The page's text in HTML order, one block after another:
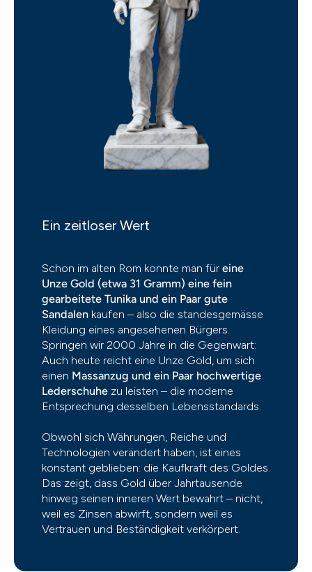
Ein zeitloser Wert
Schon im alten Rom konnte man für eine
Unze Gold (etwa 31 Gramm) eine fein
gearbeitete Tunika und ein Paar gute
Sandalen kaufen – also die standesgemässe
Kleidung eines angesehenen Bürgers.
Springen wir 2000 Jahre in die Gegenwart:
Auch heute reicht eine Unze Gold, um sich
einen Massanzug und ein Paar hochwertige
Lederschuhe zu leisten – die moderne
Entsprechung desselben Lebensstandards.
Obwohl sich Währungen, Reiche und
Technologien verändert haben, ist eines
konstant geblieben: die Kaufkraft des Goldes.
Das zeigt, dass Gold über Jahrtausende
hinweg seinen inneren Wert bewahrt – nicht,
weil es Zinsen abwirft, sondern weil es
Vertrauen und Beständigkeit verkörpert.